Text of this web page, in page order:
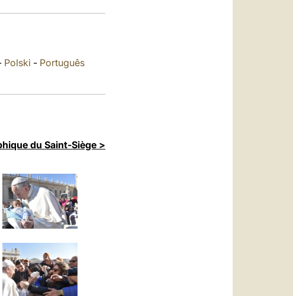
Polski - Português
du Saint-Siège >